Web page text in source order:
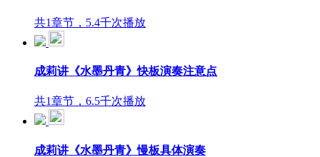
共1章节，5.4千次播放
成莉讲《水墨丹青》快板演奏注意点
共1章节，6.5千次播放
成莉讲《水墨丹青》慢板具体演奏